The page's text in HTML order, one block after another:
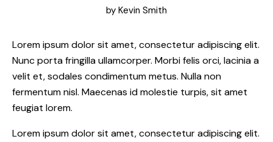
by Kevin Smith
Lorem ipsum dolor sit amet, consectetur adipiscing elit.
Nunc porta fringilla ullamcorper. Morbi felis orci, lacinia a
velit et, sodales condimentum metus. Nulla non
fermentum nisl. Maecenas id molestie turpis, sit amet
feugiat lorem.
Lorem ipsum dolor sit amet, consectetur adipiscing elit.